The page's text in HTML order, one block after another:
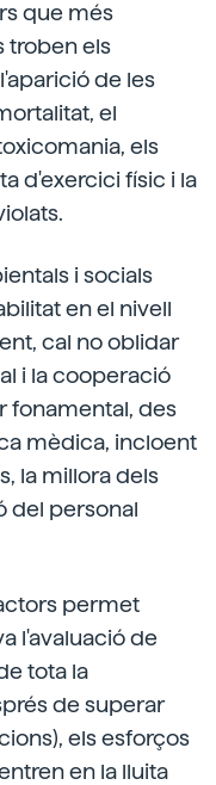
que més
troben els
de les
el
els
d'exercici físic i la
i socials
en el nivell
cal no oblidar
i la cooperació
fonamental, des
mèdica, incloent
la millora dels
del personal
permet
l'avaluació de
tota la
de superar
els esforços
en la lluita